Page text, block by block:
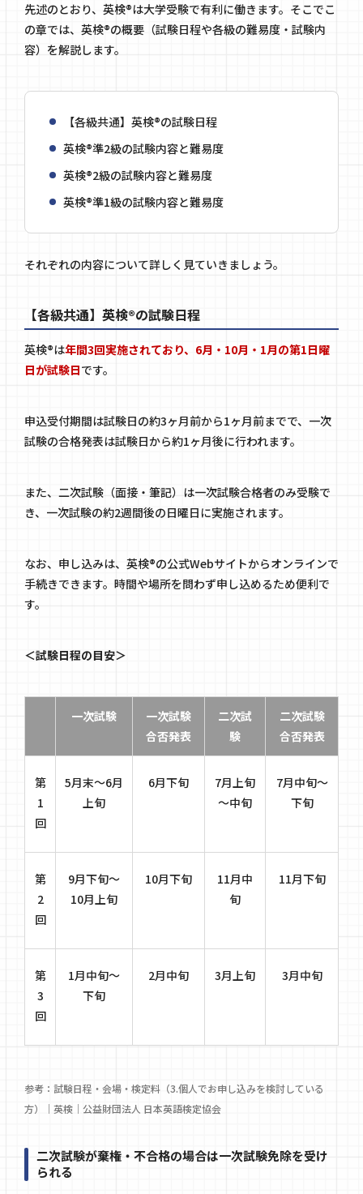
先述のとおり、英検®は大学受験で有利に働きます。そこでこ
の章では、英検®の概要（試験日程や各級の難易度・試験内
容）を解説します。
【各級共通】英検®の試験日程
英検®準2級の試験内容と難易度
英検®2級の試験内容と難易度
英検®準1級の試験内容と難易度
それぞれの内容について詳しく見ていきましょう。
【各級共通】英検®の試験日程
英検®は年間3回実施されており、6月・10月・1月の第1日曜
日が試験日です。
申込受付期間は試験日の約3ヶ月前から1ヶ月前までで、一次
試験の合格発表は試験日から約1ヶ月後に行われます。
また、二次試験（面接・筆記）は一次試験合格者のみ受験で
き、一次試験の約2週間後の日曜日に実施されます。
なお、申し込みは、英検®の公式Webサイトからオンラインで
手続きできます。時間や場所を問わず申し込めるため便利で
す。
＜試験日程の目安＞
一次試験
一次試験
合否発表
二次試
験
二次試験
合否発表
第
1
回
5月末～6月
上旬
6月下旬
7月上旬
～中旬
7月中旬～
下旬
第
2
回
9月下旬～
10月上旬
10月下旬
11月中
旬
11月下旬
第
3
回
1月中旬～
下旬
2月中旬 3月上旬 3月中旬
参考： 試験日程・会場・検定料（3.個人でお申し込みを検討している
方）｜英検｜公益財団法人 日本英語検定協会
二次試験が棄権・不合格の場合は一次試験免除を受け
られる